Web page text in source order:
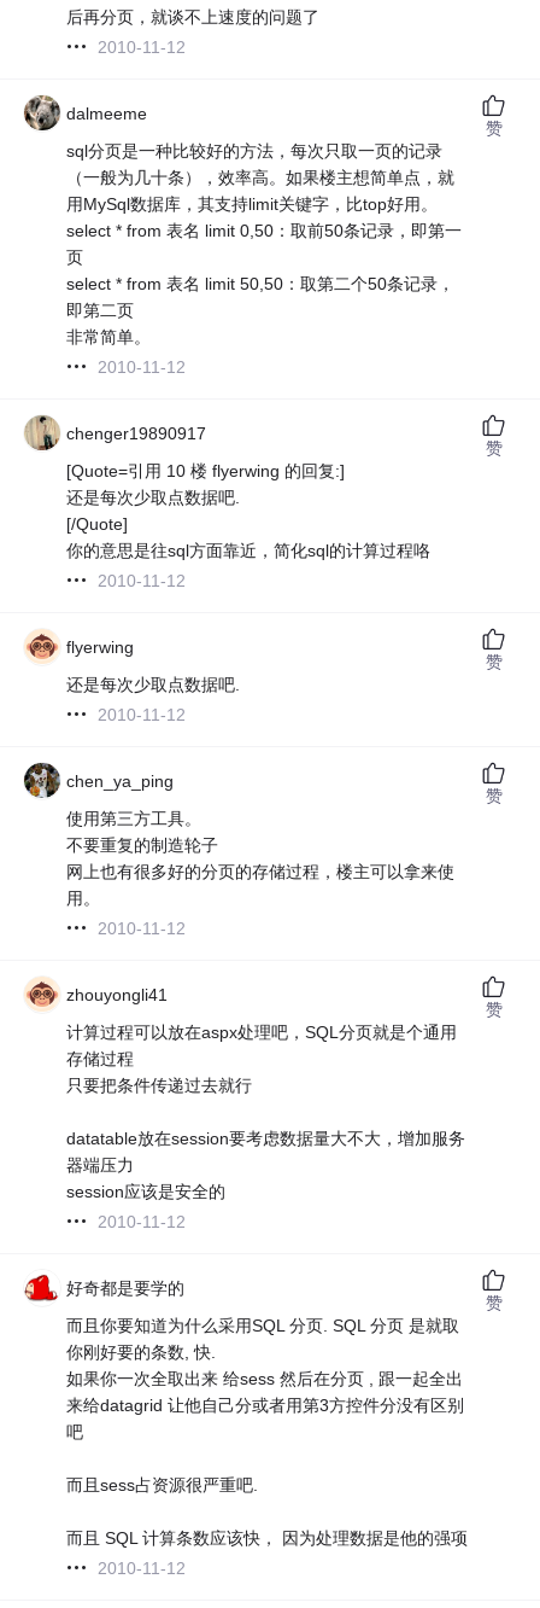
后再分页，就谈不上速度的问题了
2010-11-12
dalmeeme
sql分页是一种比较好的方法，每次只取一页的记录
（一般为几十条），效率高。如果楼主想简单点，就
用MySql数据库，其支持limit关键字，比top好用。
select * from 表名 limit 0,50：取前50条记录，即第一
页
select * from 表名 limit 50,50：取第二个50条记录，
即第二页
非常简单。
2010-11-12
赞
chenger19890917
[Quote=引用 10 楼 flyerwing 的回复:]
还是每次少取点数据吧.
[/Quote]
你的意思是往sql方面靠近，简化sql的计算过程咯
2010-11-12
赞
flyerwing
还是每次少取点数据吧.
2010-11-12
赞
chen_ya_ping
使用第三方工具。
不要重复的制造轮子
网上也有很多好的分页的存储过程，楼主可以拿来使
用。
2010-11-12
赞
zhouyongli41
计算过程可以放在aspx处理吧，SQL分页就是个通用
存储过程
只要把条件传递过去就行
datatable放在session要考虑数据量大不大，增加服务
器端压力
session应该是安全的
2010-11-12
赞
好奇都是要学的
而且你要知道为什么采用SQL 分页. SQL 分页 是就取
你刚好要的条数, 快.
如果你一次全取出来 给sess 然后在分页 , 跟一起全出
来给datagrid 让他自己分或者用第3方控件分没有区别
吧
而且sess占资源很严重吧.
而且 SQL 计算条数应该快， 因为处理数据是他的强项
2010-11-12
赞